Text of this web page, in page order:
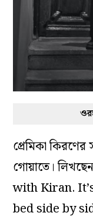
প্রেমিকা
গোয়াতে।
with Kiran.
bed side by